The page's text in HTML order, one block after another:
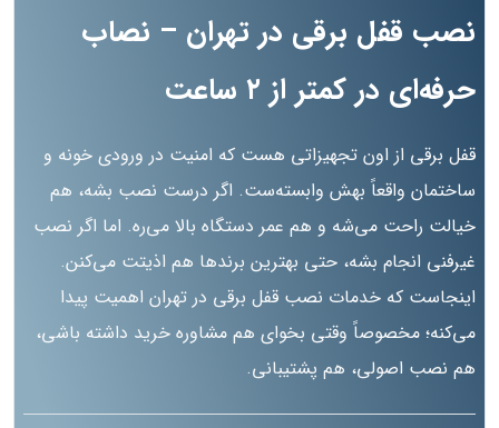
نصب قفل برقی در تهران – نصاب
حرفه‌ای در کمتر از ۲ ساعت
قفل برقی از اون تجهیزاتی هست که امنیت در ورودی خونه و
ساختمان واقعاً بهش وابسته‌ست. اگر درست نصب بشه، هم
خیالت راحت می‌شه و هم عمر دستگاه بالا می‌ره. اما اگر نصب
غیرفنی انجام بشه، حتی بهترین برندها هم اذیتت می‌کنن.
اینجاست که خدمات نصب قفل برقی در تهران اهمیت پیدا
می‌کنه؛ مخصوصاً وقتی بخوای هم مشاوره خرید داشته باشی،
هم نصب اصولی، هم پشتیبانی.